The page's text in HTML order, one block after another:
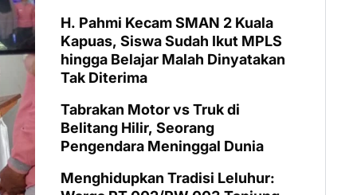
H. Pahmi Kecam SMAN 2 Kuala
Kapuas, Siswa Sudah Ikut MPLS
hingga Belajar Malah Dinyatakan
Tak Diterima
Tabrakan Motor vs Truk di
Belitang Hilir, Seorang
Pengendara Meninggal Dunia
Menghidupkan Tradisi Leluhur: